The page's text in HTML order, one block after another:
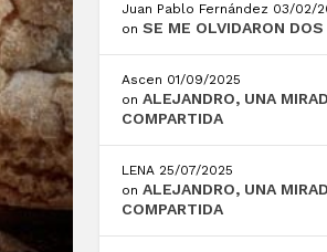
Juan Pablo Fernández 03/02/
onSE ME OLVIDARON DOS
Ascen 01/09/2025
onALEJANDRO, UNA
COMPARTIDA
LENA 25/07/2025
onALEJANDRO, UNA
COMPARTIDA